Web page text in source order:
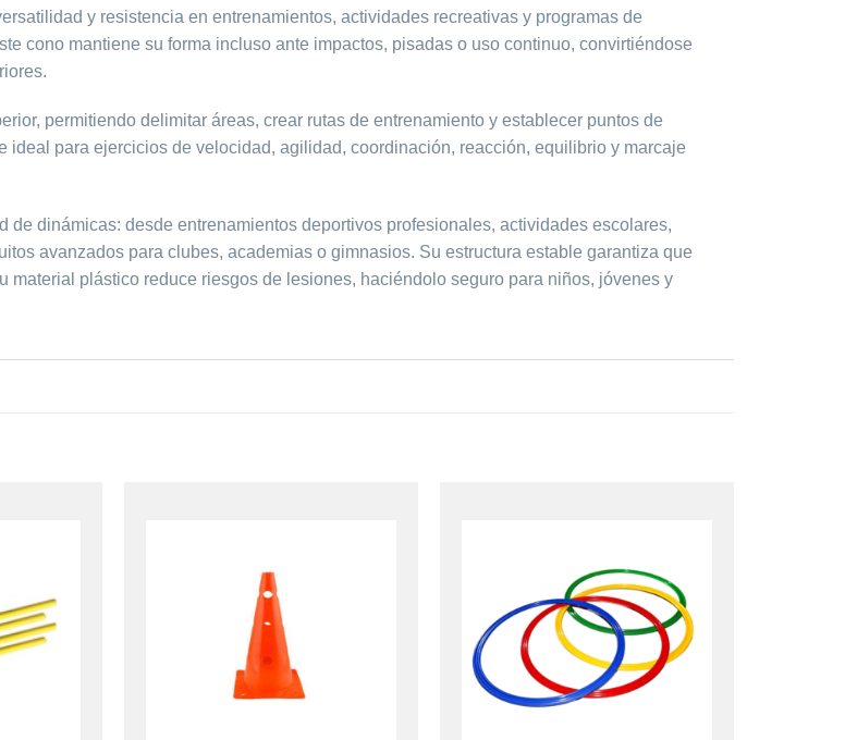
y resistencia en entrenamientos, actividades recreativas y programas de
cono mantiene su forma incluso ante impactos, pisadas o uso continuo, convirtiéndose
permitiendo delimitar áreas, crear rutas de entrenamiento y establecer puntos de
ideal para ejercicios de velocidad, agilidad, coordinación, reacción, equilibrio y marcaje
dinámicas: desde entrenamientos deportivos profesionales, actividades escolares,
avanzados para clubes, academias o gimnasios. Su estructura estable garantiza que
material plástico reduce riesgos de lesiones, haciéndolo seguro para niños, jóvenes y